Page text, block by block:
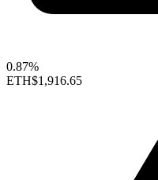
0.87%
ETH$1,916.65